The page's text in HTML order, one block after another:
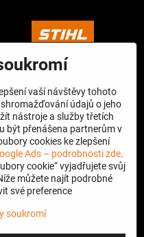
vaší návštěvy tohoto
údajů o jeho
nástroje a služby třetích
být přenášena partnerům v
cookies ke zlepšení
Ads – podrobnosti zde.
cookie“ vyjadřujete svůj
můžete najít podrobné
své preference
soukromí